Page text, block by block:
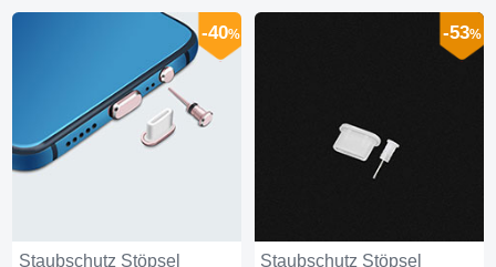
Staubschutz Stöpsel
-40%
Staubschutz Stöpsel
-53%